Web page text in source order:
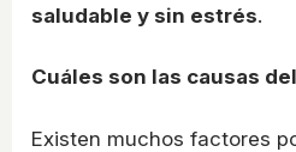
saludable y sin estrés.
Cuáles son las causas
Existen muchos factores